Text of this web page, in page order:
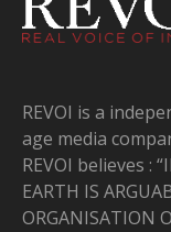
REVOI is a
age media
REVOI believes :
EARTH IS
ORGANISATION